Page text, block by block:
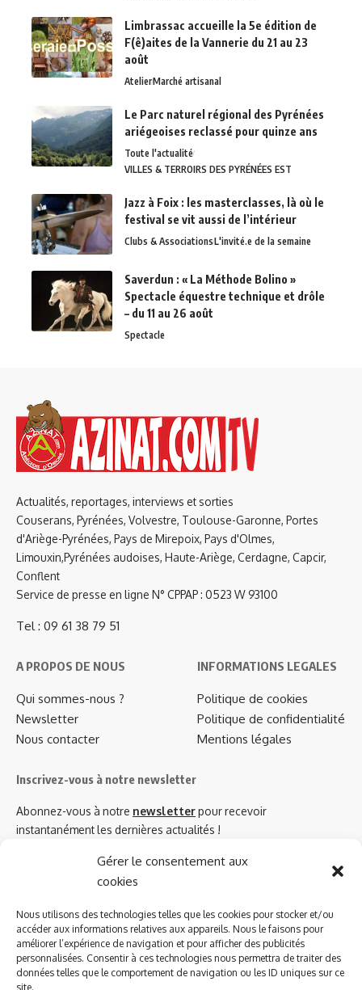
Gérer le consentement aux
cookies
Nous utilisons des technologies telles que les cookies pour stocker et/ou
accéder aux informations relatives aux appareils. Nous le faisons pour
améliorer l’expérience de navigation et pour afficher des publicités
personnalisées. Consentir à ces technologies nous permettra de traiter des
données telles que le comportement de navigation ou les ID uniques sur ce
site.
Limbrassac accueille la 5e édition de
F(ê)aites de la Vannerie du 21 au 23
août
AtelierMarché artisanal
Le Parc naturel régional des Pyrénées
ariégeoises reclassé pour quinze ans
Toute l'actualité
VILLES & TERROIRS DES PYRÉNÉES EST
Jazz à Foix : les masterclasses, là où le
festival se vit aussi de l’intérieur
Clubs & AssociationsL'invité.e de la semaine
Saverdun : « La Méthode Bolino »
Spectacle équestre technique et drôle
– du 11 au 26 août
Spectacle
Actualités, reportages, interviews et sorties
Couserans, Pyrénées, Volvestre, Toulouse-Garonne, Portes
d'Ariège-Pyrénées, Pays de Mirepoix, Pays d'Olmes,
Limouxin,Pyrénées audoises, Haute-Ariège, Cerdagne, Capcir,
Conflent
Service de presse en ligne N° CPPAP : 0523 W 93100
Tel : 09 61 38 79 51
A PROPOS DE NOUS
Qui sommes-nous ?
Newsletter
Nous contacter
INFORMATIONS LEGALES
Politique de cookies
Politique de confidentialité
Mentions légales
Inscrivez-vous à notre newsletter
Abonnez-vous à notre newsletterpour recevoir
instantanément les dernières actualités !
Azinat.com TV soutient